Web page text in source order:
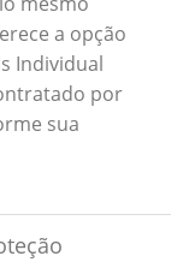
a opção
Individual
por
sua